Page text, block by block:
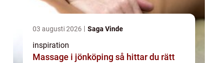
03 augusti 2026 Saga Vinde
inspiration
Massage i jönköping så hittar du rätt